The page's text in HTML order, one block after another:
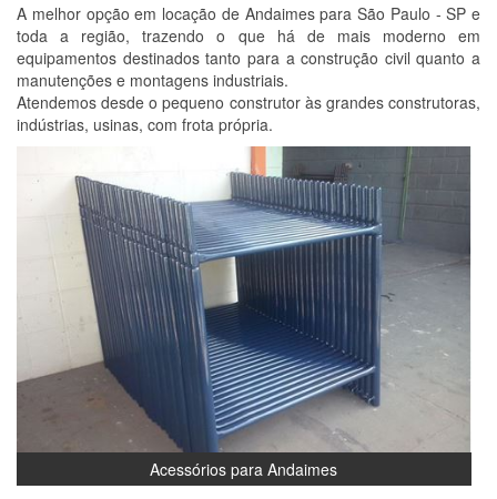
A melhor opção em locação de Andaimes para São Paulo - SP e
toda a região, trazendo o que há de mais moderno em
equipamentos destinados tanto para a construção civil quanto a
manutenções e montagens industriais.
Atendemos desde o pequeno construtor às grandes construtoras,
indústrias, usinas, com frota própria.
Acessórios para Andaimes